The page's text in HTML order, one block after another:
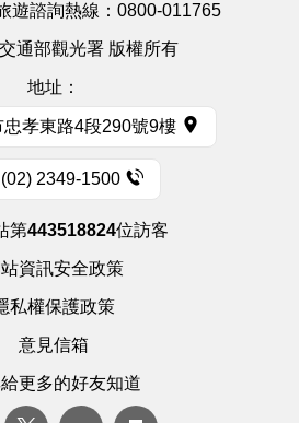
遊諮詢熱線： 0800-011765
通部觀光署 版權所有
地址：
孝東路4段290號9樓
(02) 2349-1500
第443518824位訪客
資訊安全政策
私權保護政策
意見信箱
更多的好友知道